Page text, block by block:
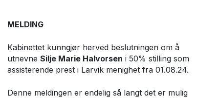
MELDING
Kabinettet kunngjør herved beslutningen om å
utnevne Silje Marie Halvorsen i 50% stilling som
assisterende prest i Larvik menighet fra 01.08.24.
Denne meldingen er endelig så langt det er mulig